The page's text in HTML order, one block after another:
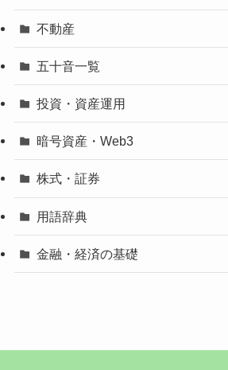
不動産
五十音一覧
投資・資産運用
暗号資産・Web3
株式・証券
用語辞典
金融・経済の基礎